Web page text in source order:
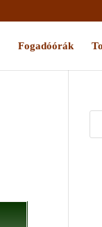
Fogadóórák